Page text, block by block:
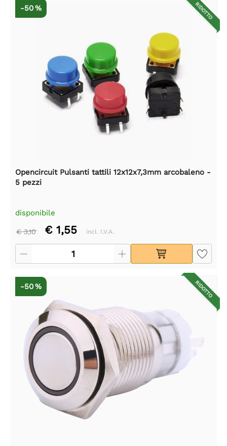
RIDOTTO
-50 %
Opencircuit Pulsanti tattili 12x12x7,3mm arcobaleno -
5 pezzi
disponibile
€ 3,10 € 1,55 incl. I.V.A.
RIDOTTO
-50 %